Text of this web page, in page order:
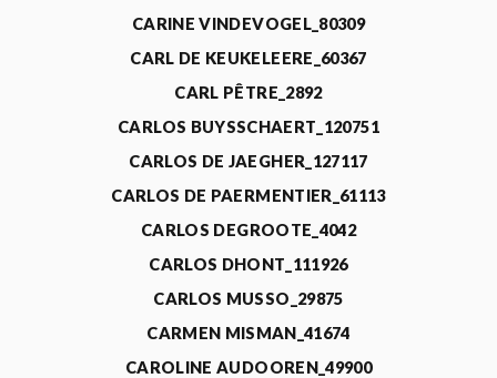
CARINE VINDEVOGEL_80309
CARL DE KEUKELEERE_60367
CARL PÊTRE_2892
CARLOS BUYSSCHAERT_120751
CARLOS DE JAEGHER_127117
CARLOS DE PAERMENTIER_61113
CARLOS DEGROOTE_4042
CARLOS DHONT_111926
CARLOS MUSSO_29875
CARMEN MISMAN_41674
CAROLINE AUDOOREN_49900